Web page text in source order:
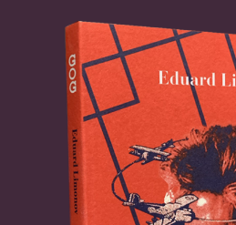
zero degli intellettuali borghesi,
essere sempre altrove, a
scomoda e insostenibile di
metodico autosabotaggio.
s’intimava di tessere le lodi
vomitava versi di insurrezione.
elogiava i dissidenti sovietici,
condannarli come abili
propria casta. Rifugiatosi negli
frequentare i salotti spalancati